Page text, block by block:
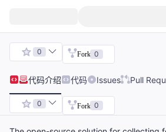
0 Fork 0
代码介绍 代码 Issues Pull
0 Fork 0